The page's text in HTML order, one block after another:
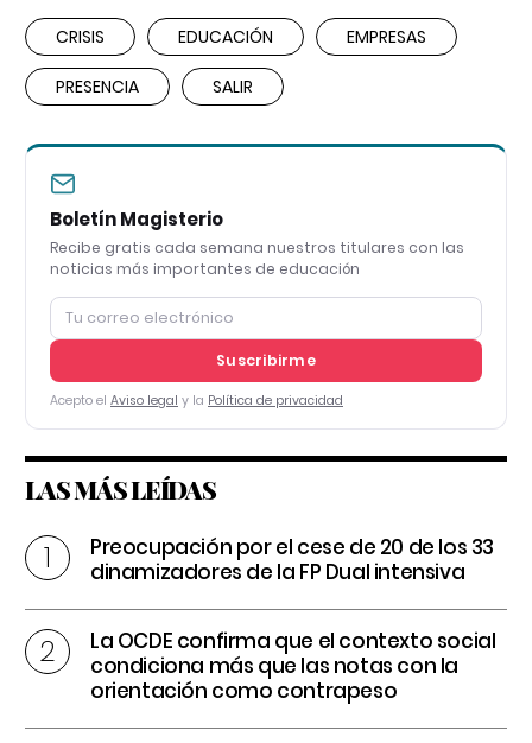
CRISIS EDUCACIÓN EMPRESAS
PRESENCIA SALIR
Boletín Magisterio
Recibe gratis cada semana nuestros titulares con las
noticias más importantes de educación
Suscribirme
Acepto el Aviso legal y la Política de privacidad
LAS MÁS LEÍDAS
Preocupación por el cese de 20 de los 33
dinamizadores de la FP Dual intensiva
La OCDE confirma que el contexto social
condiciona más que las notas con la
orientación como contrapeso